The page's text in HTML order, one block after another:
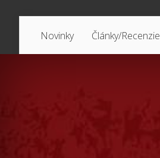
Novinky Články/Recenzie